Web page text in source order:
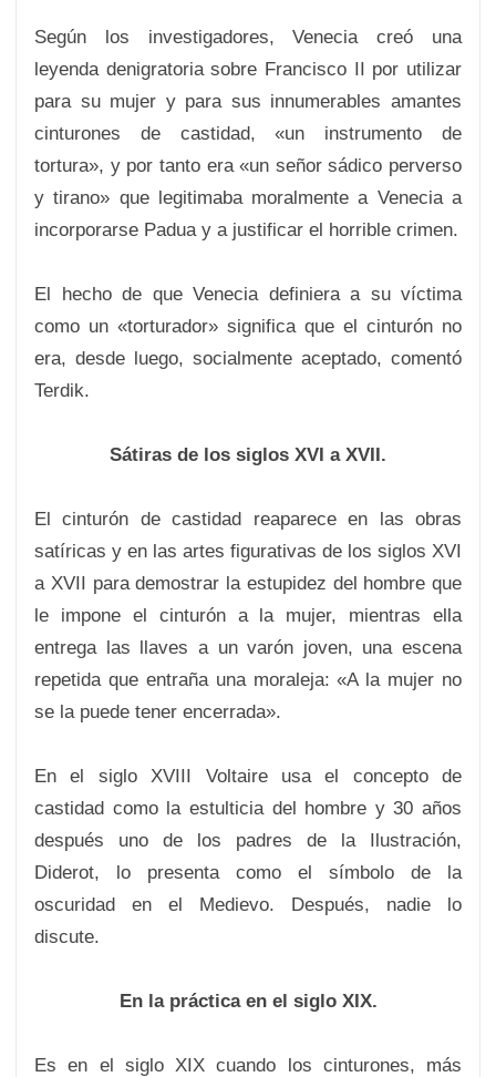
Según los investigadores, Venecia creó una
leyenda denigratoria sobre Francisco II por utilizar
para su mujer y para sus innumerables amantes
cinturones de castidad, «un instrumento de
tortura», y por tanto era «un señor sádico perverso
y tirano» que legitimaba moralmente a Venecia a
incorporarse Padua y a justificar el horrible crimen.
El hecho de que Venecia definiera a su víctima
como un «torturador» significa que el cinturón no
era, desde luego, socialmente aceptado, comentó
Terdik.
Sátiras de los siglos XVI a XVII.
El cinturón de castidad reaparece en las obras
satíricas y en las artes figurativas de los siglos XVI
a XVII para demostrar la estupidez del hombre que
le impone el cinturón a la mujer, mientras ella
entrega las llaves a un varón joven, una escena
repetida que entraña una moraleja: «A la mujer no
se la puede tener encerrada».
En el siglo XVIII Voltaire usa el concepto de
castidad como la estulticia del hombre y 30 años
después uno de los padres de la Ilustración,
Diderot, lo presenta como el símbolo de la
oscuridad en el Medievo. Después, nadie lo
discute.
En la práctica en el siglo XIX.
Es en el siglo XIX cuando los cinturones, más